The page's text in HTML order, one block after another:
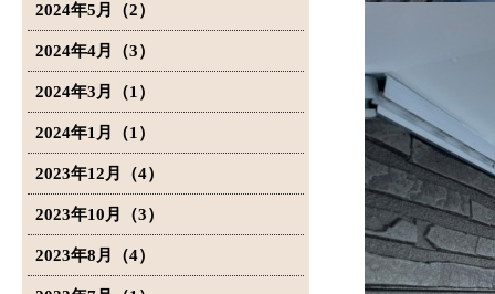
2024年5月（2）
2024年4月（3）
2024年3月（1）
2024年1月（1）
2023年12月（4）
2023年10月（3）
2023年8月（4）